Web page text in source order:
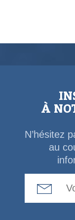
À
N’hésitez
au